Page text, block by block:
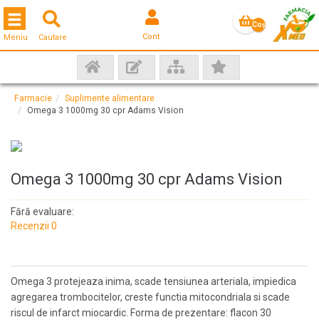
Cautare Cont
Coş
Toggle navigation
Meniu
Farmacie
Suplimente alimentare
Omega 3 1000mg 30 cpr Adams Vision
Omega 3 1000mg 30 cpr Adams Vision
Fără evaluare:
Recenzii 0
Omega 3 protejeaza inima, scade tensiunea arteriala, impiedica
agregarea trombocitelor, creste functia mitocondriala si scade
riscul de infarct miocardic. Forma de prezentare: flacon 30